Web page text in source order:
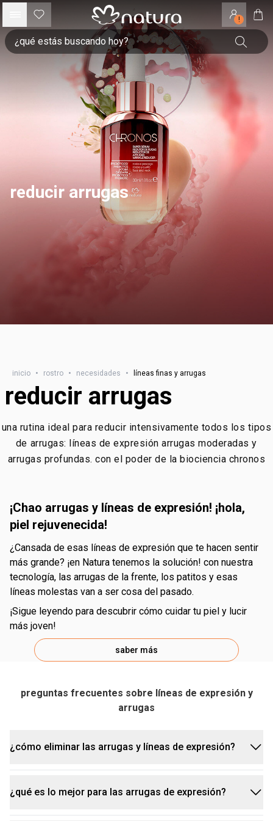
!
reducir arrugas
inicio • rostro • necesidades • líneas finas y arrugas
reducir arrugas
una rutina ideal para reducir intensivamente todos los tipos
de arrugas: líneas de expresión arrugas moderadas y
arrugas profundas. con el poder de la biociencia chronos
¡chao arrugas y líneas de expresión! ¡hola,
piel rejuvenecida!
¿cansada de esas líneas de expresión que te hacen sentir
más grande? ¡en Natura tenemos la solución! con nuestra
tecnología, las arrugas de la frente, los patitos y esas
líneas molestas van a ser cosa del pasado.
¡sigue leyendo para descubrir cómo cuidar tu piel y lucir
más joven!
saber más
falta de sueño:
expresiones faciales:
preguntas frecuentes sobre líneas de expresión y
arrugas
¿cómo eliminar las arrugas y líneas de expresión?
para combatir las arrugas en la cara, las líneas de
expresión y las patas de gallo, puedes combinar
¿qué es lo mejor para las arrugas de expresión?